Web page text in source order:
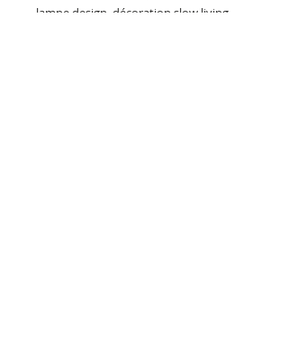
lampe design, décoration slow living,